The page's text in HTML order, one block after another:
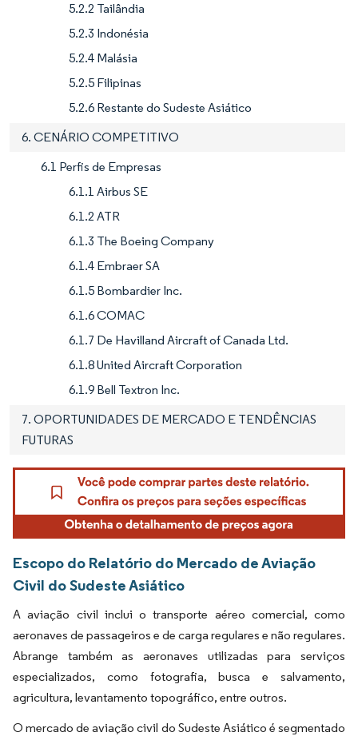
5.2.2 Tailândia
5.2.3 Indonésia
5.2.4 Malásia
5.2.5 Filipinas
5.2.6 Restante do Sudeste Asiático
6. CENÁRIO COMPETITIVO
6.1 Perfis de Empresas
6.1.1 Airbus SE
6.1.2 ATR
6.1.3 The Boeing Company
6.1.4 Embraer SA
6.1.5 Bombardier Inc.
6.1.6 COMAC
6.1.7 De Havilland Aircraft of Canada Ltd.
6.1.8 United Aircraft Corporation
6.1.9 Bell Textron Inc.
7. OPORTUNIDADES DE MERCADO E TENDÊNCIAS
FUTURAS
Escopo do Relatório do Mercado de Aviação
Civil do Sudeste Asiático
A aviação civil inclui o transporte aéreo comercial, como
aeronaves de passageiros e de carga regulares e não regulares.
Abrange também as aeronaves utilizadas para serviços
especializados, como fotografia, busca e salvamento,
agricultura, levantamento topográfico, entre outros.
O mercado de aviação civil do Sudeste Asiático é segmentado